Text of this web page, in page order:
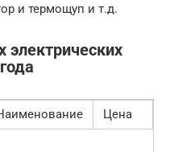
и термощуп и т.д.
электрических
Цена